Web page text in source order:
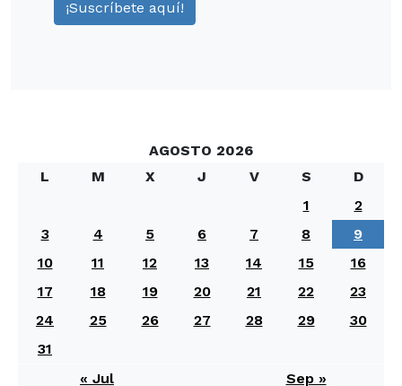
AGOSTO 2026
L
M X J V S
D
1
2
3
4 5 6 7 8
9
10
11 12 13 14 15
16
17
18 19 20 21 22
23
24
25 26 27 28 29
30
31
« Jul
Sep »